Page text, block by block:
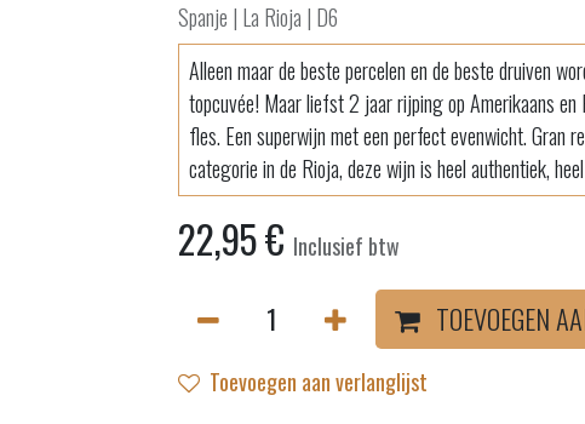
Spanje | La Rioja | D6
Alleen maar de beste percelen en de beste druiven
topcuvée! Maar liefst 2 jaar rijping op Amerikaans en
fles. Een superwijn met een perfect evenwicht. Gran
categorie in de Rioja, deze wijn is heel authentiek,
22,95€ Inclusief btw
TOEVOEGEN
Toevoegen aan verlanglijst